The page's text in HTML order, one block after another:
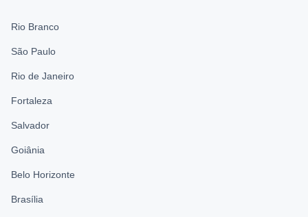
Rio Branco
São Paulo
Rio de Janeiro
Fortaleza
Salvador
Goiânia
Belo Horizonte
Brasília